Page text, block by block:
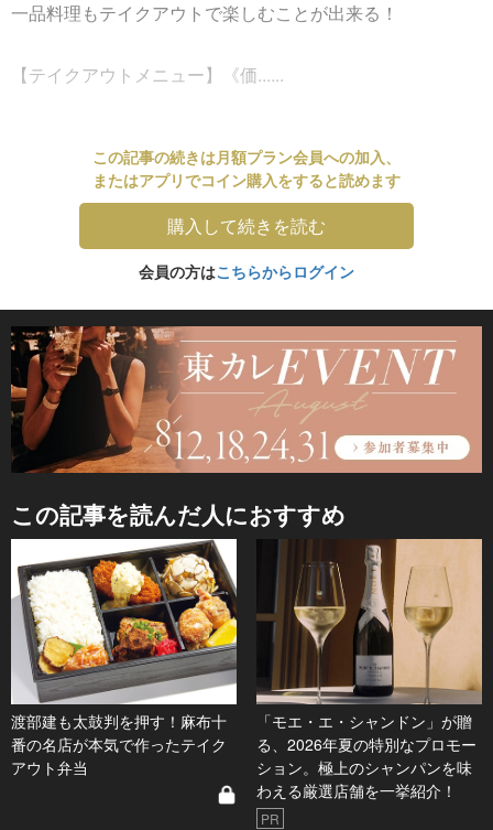
一品料理もテイクアウトで楽しむことが出来る！
【テイクアウトメニュー】《価......
この記事の続きは月額プラン会員への加入、
またはアプリでコイン購入をすると読めます
購入して続きを読む
会員の方はこちらからログイン
この記事を読んだ人におすすめ
渡部建も太鼓判を押す！麻布十
番の名店が本気で作ったテイク
アウト弁当
「モエ・エ・シャンドン」が贈
る、2026年夏の特別なプロモー
ション。極上のシャンパンを味
わえる厳選店舗を一挙紹介！
PR